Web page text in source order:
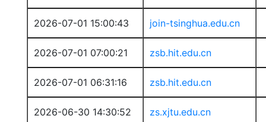
2026-07-01 15:00:43 join-tsinghua.edu.cn
2026-07-01 07:00:21 zsb.hit.edu.cn
2026-07-01 06:31:16 zsb.hit.edu.cn
2026-06-30 14:30:52 zs.xjtu.edu.cn